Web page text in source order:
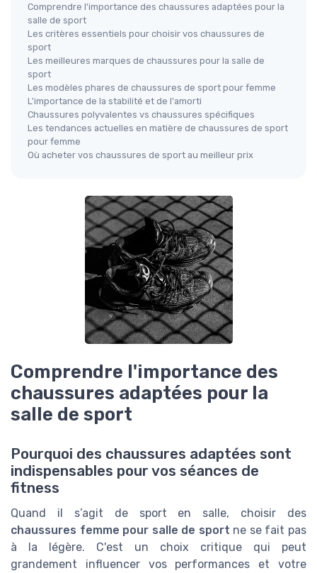
Comprendre l'importance des chaussures adaptées pour la
salle de sport
Les critères essentiels pour choisir vos chaussures de
sport
Les meilleures marques de chaussures pour la salle de
sport
Les modèles phares de chaussures de sport pour femme
L'importance de la stabilité et de l'amorti
Chaussures polyvalentes vs chaussures spécifiques
Les tendances actuelles en matière de chaussures de sport
pour femme
Où acheter vos chaussures de sport au meilleur prix
Comprendre l'importance des
chaussures adaptées pour la
salle de sport
Pourquoi des chaussures adaptées sont
indispensables pour vos séances de
fitness
Quand il s’agit de sport en salle, choisir des
chaussures femme pour salle de sport ne se fait pas
à la légère. C'est un choix critique qui peut
grandement influencer vos performances et votre